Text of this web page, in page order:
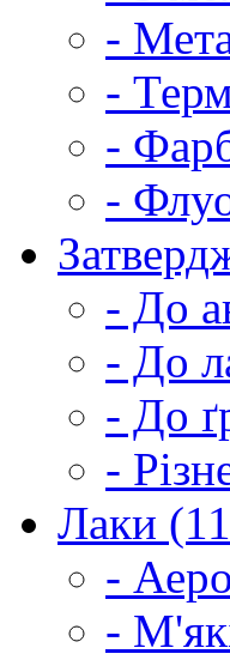
-
-
-
-
- До
- До
- До
-
Лаки
-
-